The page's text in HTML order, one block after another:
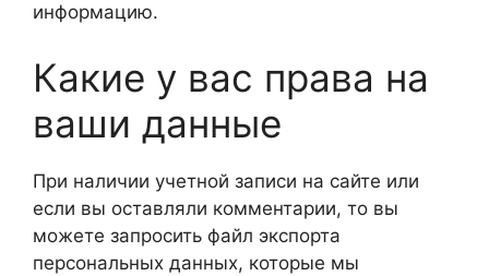
информацию.
Какие у вас права на
ваши данные
При наличии учетной записи на сайте или
если вы оставляли комментарии, то вы
можете запросить файл экспорта
персональных данных, которые мы